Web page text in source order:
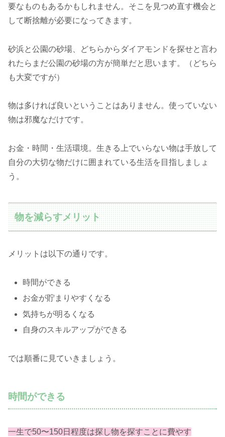
要なものもあるかもしれません。そこを見つめ直す機会と
して断捨離が必要になってきます。
砂浜と公園の砂場、どちらからダイアモンドを探せと言わ
れたらまだ公園の砂場の方が簡単だと思います。（どちら
も大変ですが）
物は多ければ良いということはありません。使っていない
物は邪魔なだけです。
お金・時間・生活環境。生きる上でいらない物は手放して
自分の大切な物だけに囲まれている生活を目指しましょ
う。
物を減らすメリット
メリットは以下の通りです。
時間ができる
お金が貯まりやすくなる
気持ちが明るくなる
自身のスキルアップができる
では順番に見ていきましょう。
時間ができる
一生で50〜150日程度は探し物を探すことに費やす